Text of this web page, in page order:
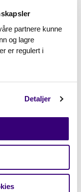
partnere kunne
og lagre
er regulert i
Detaljer